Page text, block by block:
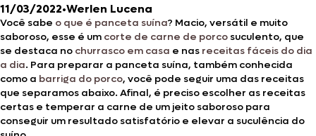
11/03/2022•Werlen Lucena
Você sabe o que é panceta suína? Macio, versátil e muito
saboroso, esse é um corte de carne de porco suculento, que
se destaca no churrasco em casa e nas receitas fáceis do dia
a dia. Para preparar a panceta suína, também conhecida
como a barriga do porco, você pode seguir uma das receitas
que separamos abaixo. Afinal, é preciso escolher as receitas
certas e temperar a carne de um jeito saboroso para
conseguir um resultado satisfatório e elevar a suculência do